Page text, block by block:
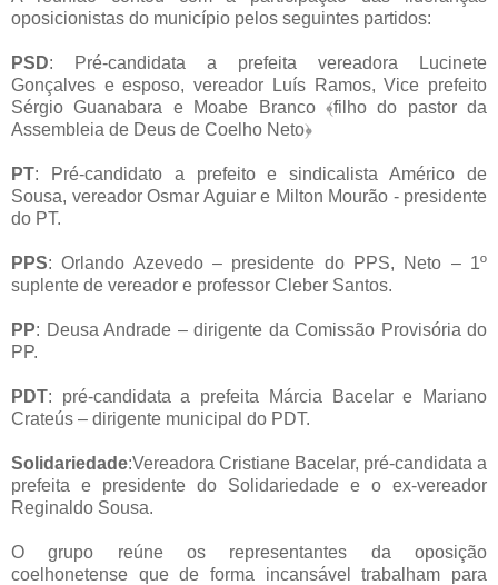
oposicionistas do município pelos seguintes partidos:
PSD: Pré-candidata a prefeita vereadora Lucinete
Gonçalves e esposo, vereador Luís Ramos, Vice prefeito
Sérgio Guanabara e Moabe Branco ﴾filho do pastor da
Assembleia de Deus de Coelho Neto﴿
PT: Pré-candidato a prefeito e sindicalista Américo de
Sousa, vereador Osmar Aguiar e Milton Mourão - presidente
do PT.
PPS: Orlando Azevedo – presidente do PPS, Neto – 1º
suplente de vereador e professor Cleber Santos.
PP: Deusa Andrade – dirigente da Comissão Provisória do
PP.
PDT: pré-candidata a prefeita Márcia Bacelar e Mariano
Crateús – dirigente municipal do PDT.
Solidariedade:Vereadora Cristiane Bacelar, pré-candidata a
prefeita e presidente do Solidariedade e o ex-vereador
Reginaldo Sousa.
O grupo reúne os representantes da oposição
coelhonetense que de forma incansável trabalham para